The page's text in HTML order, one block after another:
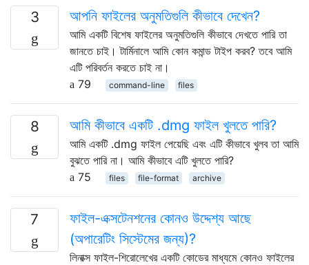
3 আপনি ফাইলের অনুমতিগুলি কীভাবে দেখেন?
আমি একটি বিশেষ ফাইলের অনুমতিগুলি কীভাবে দেখতে পারি তা
জানতে চাই। টার্মিনালে আমি কোন কমান্ড টাইপ করব? তবে আমি
এটি পরিবর্তন করতে চাই না।
79
command-line files
8 আমি কীভাবে একটি .dmg ফাইল খুলতে পারি?
আমি একটি .dmg ফাইল পেয়েছি এবং এটি কীভাবে খুলব তা আমি
বুঝতে পারি না। আমি কীভাবে এটি খুলতে পারি?
75
files file-format archive
7
ফাইল-এক্সটেনশনের কোনও উদ্দেশ্য আছে
(অপারেটিং সিস্টেমের জন্য)?
লিনাক্স ফাইল-শিরোলেখের একটি কোডের মাধ্যমে কোনও ফাইলের